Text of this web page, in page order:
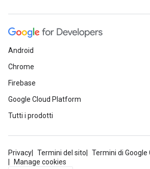
Android
Chrome
Firebase
Google Cloud Platform
Tutti i prodotti
Privacy Termini del sito
Termini di Google
Manage cookies